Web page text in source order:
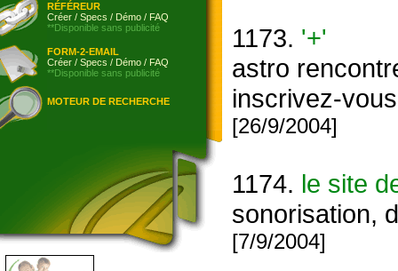
RÉFÉREUR
Créer / Specs / Démo / FAQ
**Disponible sans publicité
FORM-2-EMAIL
Créer / Specs / Démo / FAQ
**Disponible sans publicité
MOTEUR DE RECHERCHE
1173. '+'
astro
inscrivez-
[26/9/2004]
1174. le site
sonorisation,
[7/9/2004]